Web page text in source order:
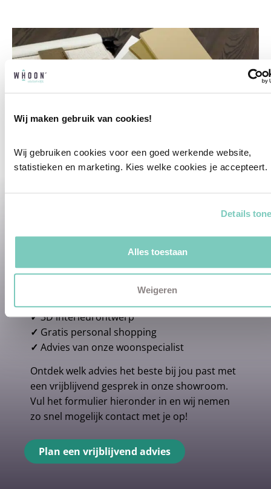
Wij maken gebruik van cookies!
Wij gebruiken cookies voor een goed werkende website,
statistieken en marketing. Kies welke cookies je accepteert.
Details
Alles toestaan
Weigeren
creeëren vanuit jouw wensen en behoeften
✓3D interieurontwerp
✓ Gratis personal shopping
✓ Advies van onze woonspecialist
Ontdek welk advies het beste bij jou past met
een vrijblijvend gesprek in onze showroom.
Vul het formulier hieronder in en wij nemen
zo snel mogelijk contact met je op!
Plan een vrijblijvend advies